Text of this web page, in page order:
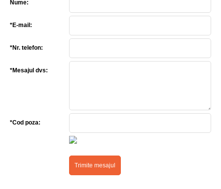
Nume:
*E-mail:
*Nr. telefon:
*Mesajul dvs:
*Cod poza: